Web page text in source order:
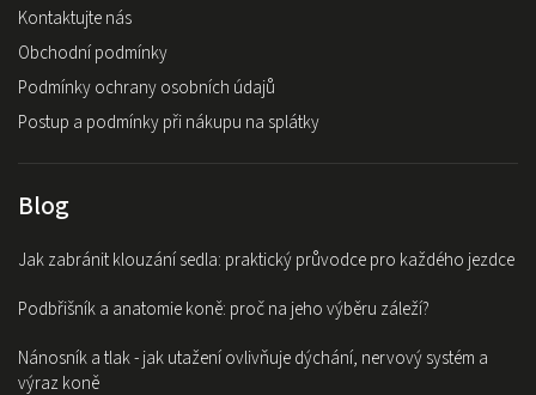
Kontaktujte nás
Obchodní podmínky
Podmínky ochrany osobních údajů
Postup a podmínky při nákupu na splátky
Blog
Jak zabránit klouzání sedla: praktický průvodce pro každého jezdce
Podbřišník a anatomie koně: proč na jeho výběru záleží?
Nánosník a tlak - jak utažení ovlivňuje dýchání, nervový systém a
výraz koně